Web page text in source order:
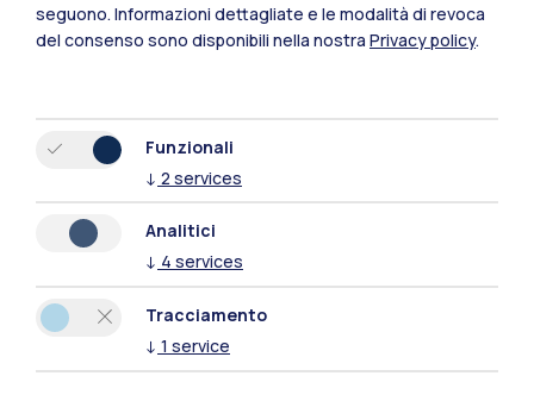
seguono. Informazioni dettagliate e le modalità di revoca
del consenso sono disponibili nella nostra Privacy policy.
Funzionali
↓ 2 services
Analitici
↓ 4 services
Tracciamento
↓ 1 service